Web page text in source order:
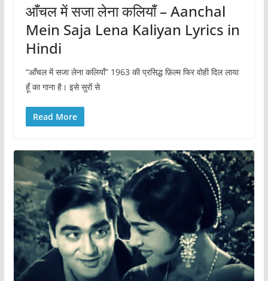
आँचल में सजा लेना कलियाँ – Aanchal
Mein Saja Lena Kaliyan Lyrics in
Hindi
“आँचल में सजा लेना कलियाँ” 1963 की प्रसिद्ध फ़िल्म फिर वोही दिल लाया
हूँ का गाना है। इसे सुरों से
Read More